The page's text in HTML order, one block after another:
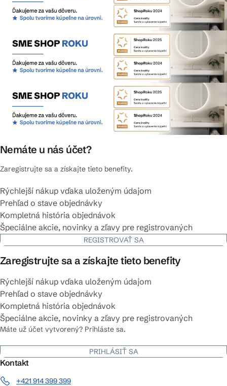
Nemáte u nás účet?
Zaregistrujte sa a získajte tieto benefity.
Rýchlejší nákup vďaka uloženým údajom
Prehľad o stave objednávky
Kompletná história objednávok
Špeciálne akcie, novinky a zľavy pre registrovaných
REGISTROVAŤ SA
Zaregistrujte sa a získajte tieto benefity
Rýchlejší nákup vďaka uloženým údajom
Prehľad o stave objednávky
Kompletná história objednávok
Špeciálne akcie, novinky a zľavy pre registrovaných
Máte už účet vytvorený? Prihláste sa.
PRIHLÁSIŤ SA
Kontakt
+421 914 399 399